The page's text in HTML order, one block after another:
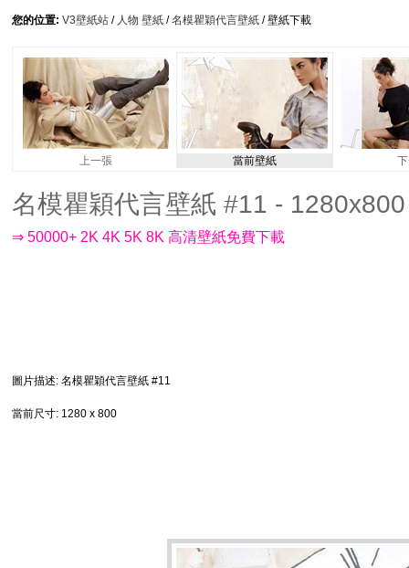
您的位置: V3壁紙站 / 人物 壁紙 /名模瞿穎代言壁紙 / 壁紙下載
上一張 當前壁紙
名模瞿穎代言壁紙 #11 - 1280x800
⇒ 50000+ 2K 4K 5K 8K 高清壁紙免費下載
圖片描述: 名模瞿穎代言壁紙 #11
當前尺寸: 1280 x 800